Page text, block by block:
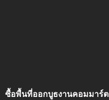
ซื้อพื้นที่ออกบูธงานคอมมาร์ต